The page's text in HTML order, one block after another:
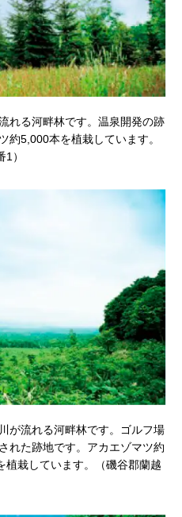
れる河畔林です。温泉開発の跡
約5,000本を植栽しています。
）
が流れる河畔林です。ゴルフ場
れた跡地です。アカエゾマツ約
栽しています。（磯谷郡蘭越